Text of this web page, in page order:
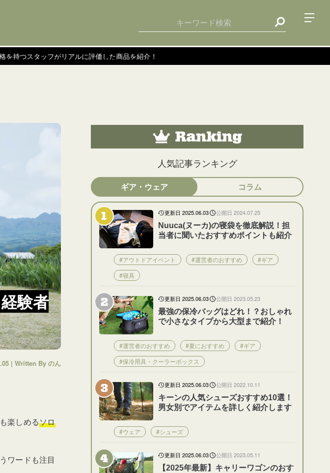
がリアルに評価した商品を紹介！
験者
| Written By のん
楽しめるソロ
ワードも注目
人気記事ランキング
ギア・ウェア コラム
更新日 2025.06.03 公開日 2024.07.25
Nuuca(ヌーカ)の寝袋を徹底解説！担
当者に聞いたおすすめポイントも紹介
#アウトドアイベント #運営者のおすすめ
#ギア
#寝具
更新日 2025.06.03 公開日 2023.05.23
最強の保冷バッグはどれ！？おしゃれ
で小さなタイプから大型まで紹介！
#運営者のおすすめ #夏におすすめ
#ギア
#保冷用具・クーラーボックス
更新日 2025.06.03 公開日 2022.10.11
キーンの人気シューズおすすめ10選！
男女別でアイテムを詳しく紹介します
#ウェア #シューズ
更新日 2025.06.03 公開日 2023.05.11
【2025年最新】キャリーワゴンのおす